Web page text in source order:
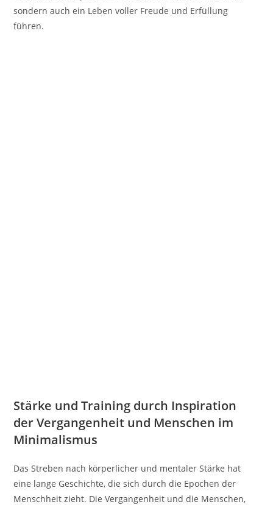
sondern auch ein Leben voller Freude und Erfüllung
führen.
Stärke und Training durch Inspiration
der Vergangenheit und Menschen im
Minimalismus
Das Streben nach körperlicher und mentaler Stärke hat
eine lange Geschichte, die sich durch die Epochen der
Menschheit zieht. Die Vergangenheit und die Menschen,